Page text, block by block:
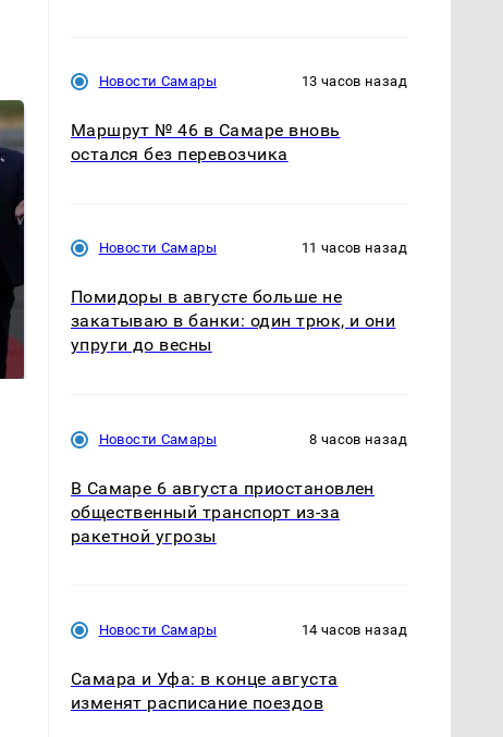
На Урале из казны
были украдены 18
миллионов рублей
Как выглядит место
Новости Самары 13 часов назад
Маршрут № 46 в Самаре вновь
остался без перевозчика
Новости Самары 11 часов назад
Помидоры в августе больше не
закатываю в банки: один трюк, и они
упруги до весны
Новости Самары 8 часов назад
В Самаре 6 августа приостановлен
общественный транспорт из-за
ракетной угрозы
Новости Самары 14 часов назад
Самара и Уфа: в конце августа
изменят расписание поездов